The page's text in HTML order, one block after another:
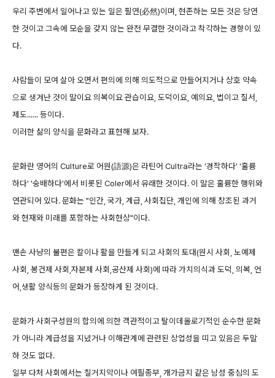
우리 주변에서 일어나고 있는 일은 필연(必然)이며, 현존하는 모든 것은 당연
한 것이고 그속에 모순을 갖지 않는 완전 무결한 것이라고 착각하는 경향이 있
다.
사람들이 모여 살아 오면서 편의에 의해 의도적으로 만들어지거나 상호 약속
으로 생겨난 것이 말이요 의복이요 관습이요, 도덕이요, 예의요, 법이고 질서,
제도...... 등이다.
이러한 삶의 양식을 문화라고 표현해 보자.
문화란 영어의 Culture로 어원(語源)은 라틴어 Cultra라는 '경작하다' '훌륭
하다' '숭배하다'에서 비롯된 Coler에서 유래한 것이다. 이 말은 훌륭한 행위와
연관되어 있다. 문화는 "인간, 국가, 계급, 사회집단, 개인에 의해 창조된 과거
와 현재와 미래를 포함하는 사회현상"이다.
맨손 사냥의 불편은 칼이나 활을 만들게 되고 사회의 토대(원시 사회, 노예제
사회, 봉건제 사회,자본제 사회,공산제 사회)에 따라 가치의식과 도덕, 의복, 언
어,생활 양식등의 문화가 등장하게 된 것이다.
문화가 사회구성원의 합의에 의한 객관적이고 탈이데올로기적인 순수한 문화
가 아니라 계급성을 지녔거나 이해관계에 관련된 상업성을 띠고 있음은 두말
하 것도 없다.
일부 다처 사회에서는 칠거지악이나 여필종부, 개가금지 같은 남성 중심의 도